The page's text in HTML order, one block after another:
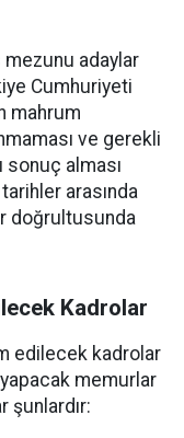
adaylar
Cumhuriyeti
mahrum
ve gerekli
alması
arasında
doğrultusunda
Kadrolar
edilecek kadrolar
memurlar
şunlardır: